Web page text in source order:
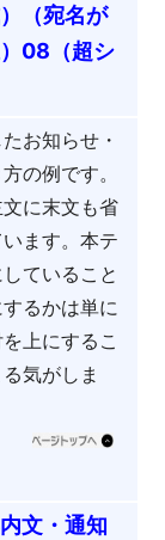
（宛名が
）08（超シ
お知らせ・
の例です。
に末文も省
ます。本テ
ていること
るかは単に
上にするこ
気がしま
文・通知